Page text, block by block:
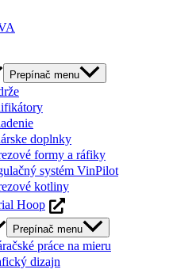
Prepínač menu
doplnky
formy a ráfiky
systém VinPilot
kotliny
Hoop
Prepínač menu
práce na mieru
dizajn